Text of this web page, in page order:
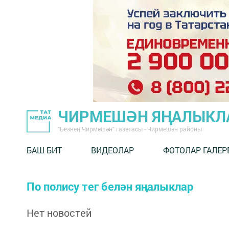
ЧИРМЕШӘН
"Безнең Чирмешән" газетасы - Чирмешән районы
БАШ БИТ ВИДЕОЛАР ФОТОЛАР
По полису тег белән яңалыклар
Нет новостей